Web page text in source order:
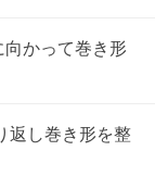
かって巻き形
返し巻き形を整